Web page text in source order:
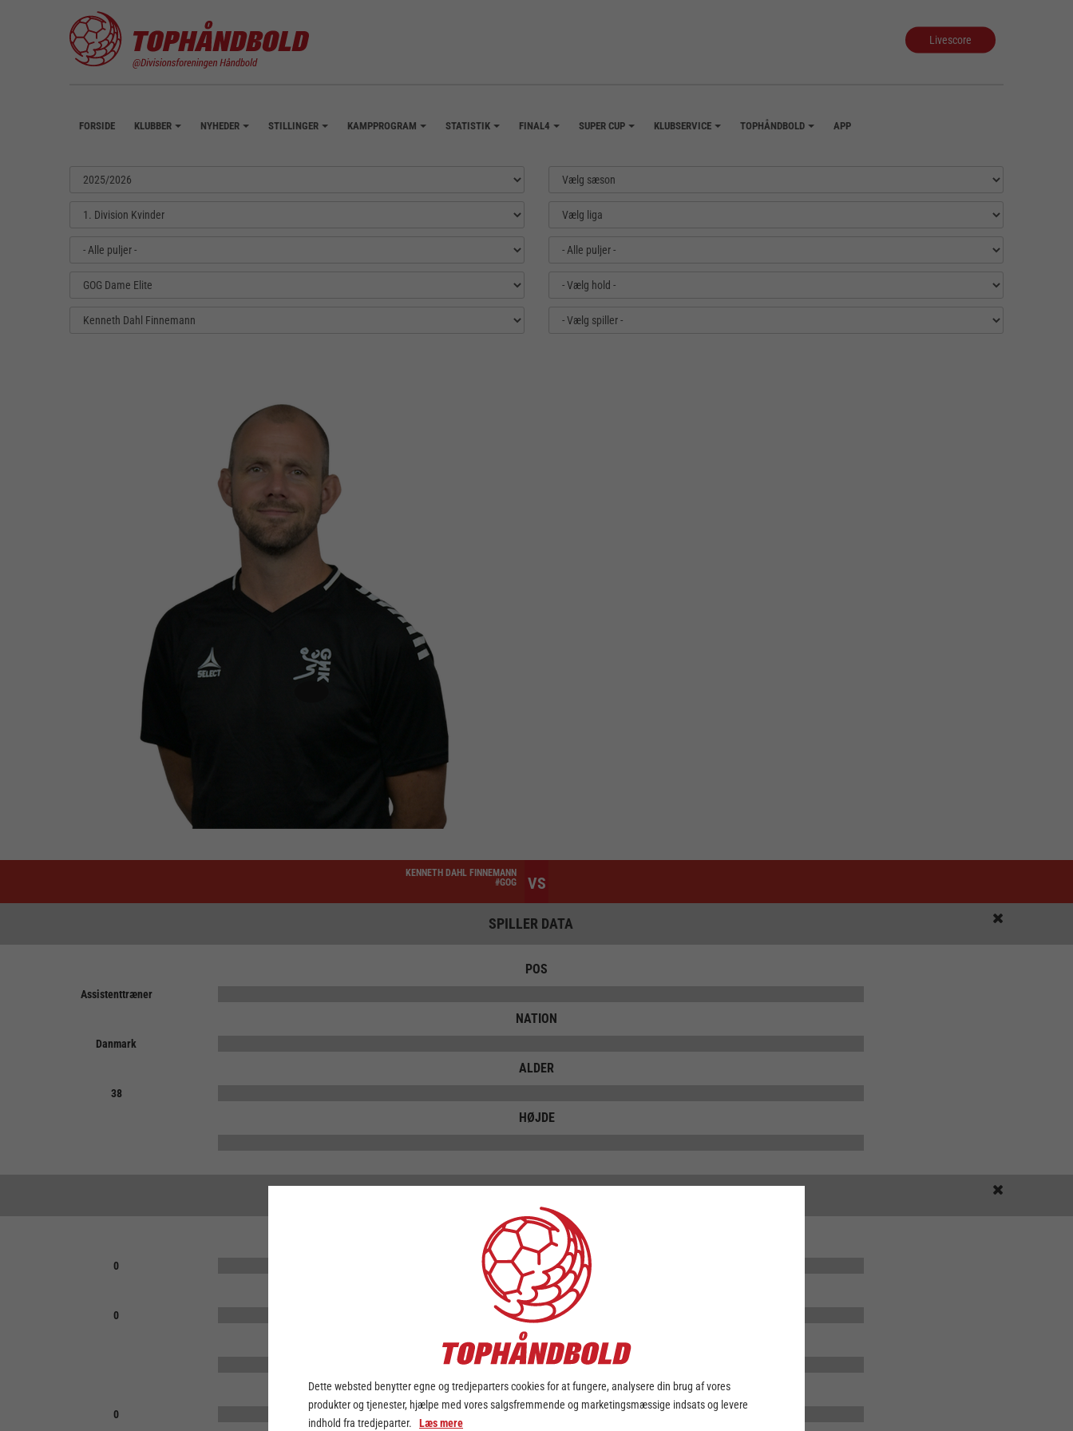
Livescore
FORSIDE KLUBBER NYHEDER STILLINGER KAMPPROGRAM STATISTIK FINAL4 SUPER CUP KLUBSERVICE TOPHÅNDBOLD APP
VS
KENNETH DAHL FINNEMANN
#GOG
SPILLER DATA
POS
Assistenttræner
NATION
Danmark
ALDER
38
HØJDE
MÅL
0
STRAFFEMÅL
0
MÅL I ALT
ASSISTS
0
Dette websted benytter egne og tredjeparters cookies for at fungere, analysere din brug af vores
produkter og tjenester, hjælpe med vores salgsfremmende og marketingsmæssige indsats og levere
indhold fra tredjeparter. Læs mere